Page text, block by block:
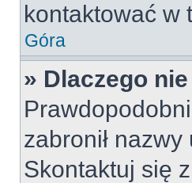
kontaktować w
Góra
» Dlaczego
zabronił
Skontaktuj się